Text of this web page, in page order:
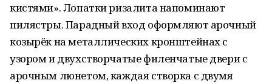
кистями». Лопатки ризалита напоминают
пилястры. Парадный вход оформляют арочный
козырёк на металлических кронштейнах с
узором и двухстворчатые филенчатые двери с
арочным люнетом, каждая створка с двумя